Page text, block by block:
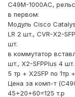
C49M-1000AC,
в первом:
Модуль Cisco
LR 2 шт., CVR-X2-
шт.
в коммутатор
шт., X2-SFPPlus 4
5 тр + X2SFP по 1тр
Цена за комп-т
45+20+60=125 т.р